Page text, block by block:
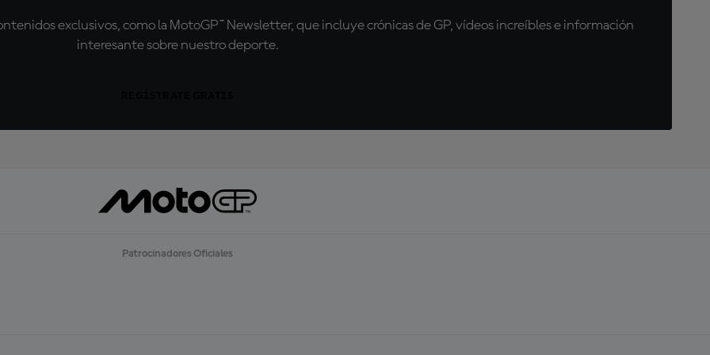
exclusivos, como la MotoGP™ Newsletter, que incluye crónicas de GP, vídeos increíbles e información
interesante sobre nuestro deporte.
Patrocinadores Oficiales